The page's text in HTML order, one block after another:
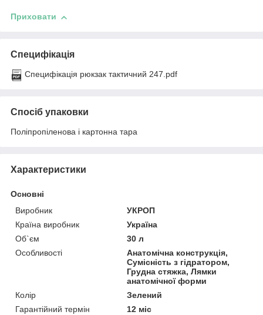
Приховати
Специфікація
Специфікація рюкзак тактичний 247.pdf
Спосіб упаковки
Поліпропіленова і картонна тара
Характеристики
Основні
Виробник
УКРОП
Країна виробник
Україна
Об`єм
30 л
Особливості
Анатомічна конструкція,
Сумісність з гідратором,
Грудна стяжка, Лямки
анатомічної форми
Колір
Зелений
Гарантійний термін
12 міс